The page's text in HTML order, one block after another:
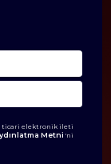
ticari elektronik ileti
Metni 'ni